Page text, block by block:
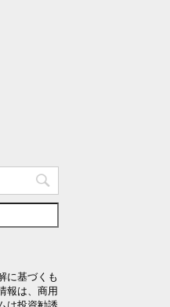
に基づくも
報は、商用